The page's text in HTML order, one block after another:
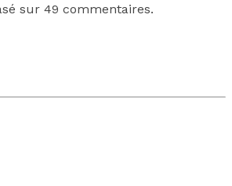
sur 49 commentaires.